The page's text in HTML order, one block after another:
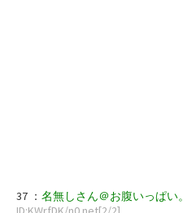
37 ： 名無しさん＠お腹いっぱい。